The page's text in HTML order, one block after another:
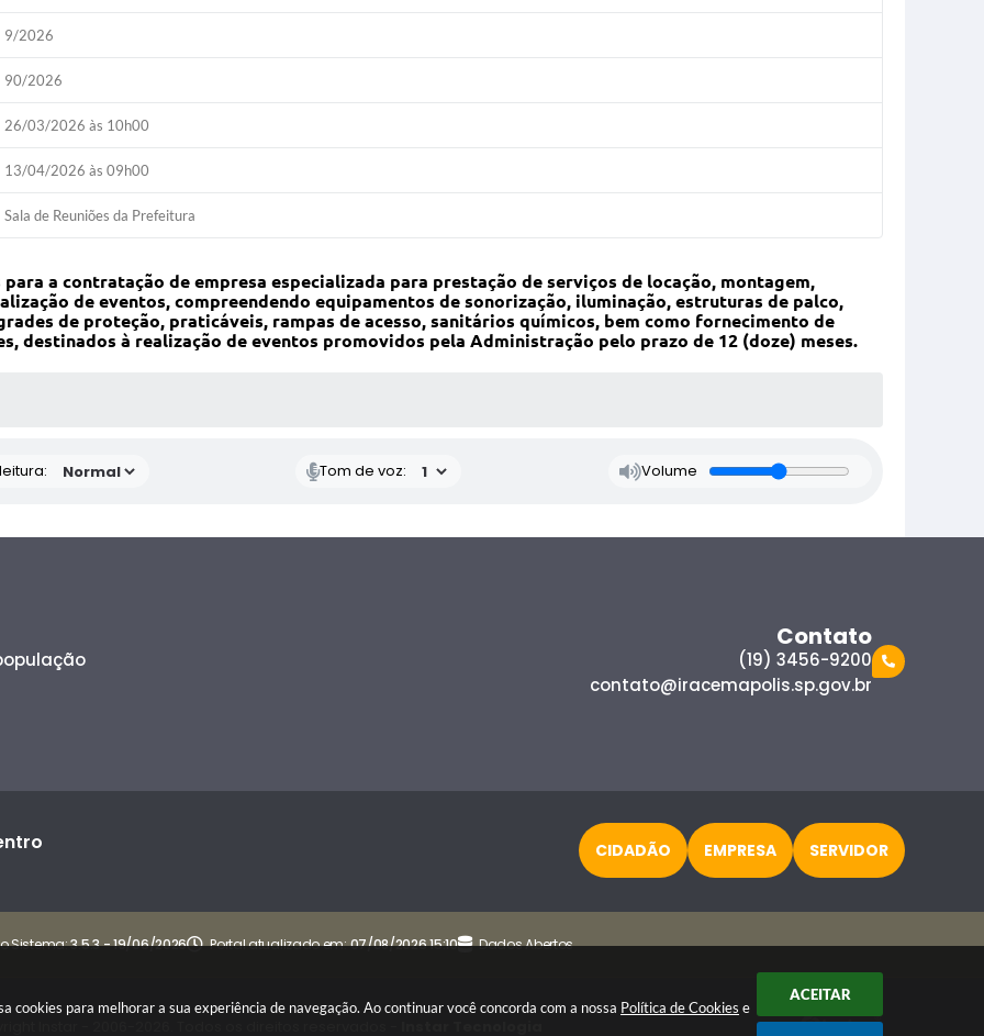
cookies para melhorar a sua experiência de navegação. Ao continuar você concorda com a nossa Política de Cookies e
ACEITAR
9/2026
90/2026
26/03/2026 às 10h00
13/04/2026 às 09h00
Sala de Reuniões da Prefeitura
a contratação de empresa especializada para prestação de serviços de locação, montagem,
de eventos, compreendendo equipamentos de sonorização, iluminação, estruturas de palco,
de proteção, praticáveis, rampas de acesso, sanitários químicos, bem como fornecimento de
destinados à realização de eventos promovidos pela Administração pelo prazo de 12 (doze) meses.
Tom de voz: Volume
Contato
(19) 3456-9200
contato@iracemapolis.sp.gov.br
CIDADÃO EMPRESA SERVIDOR
Sistema:3.5.3 - 19/06/2026 Portal atualizado em:07/08/2026 15:10 Dados Abertos